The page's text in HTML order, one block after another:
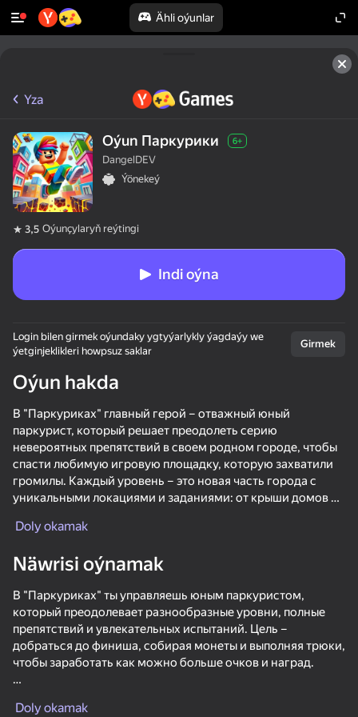
Ähli oýunlar
Collect gold: noob vs everyone!!
Yza
Oýun Паркурики 6+
DangelDEV
Ýönekeý
3,5 Oýunçylaryň reýtingi
Indi oýna
Login bilen girmek oýundaky ygtyýarlykly ýagdaýy we
ýetginjeklikleri howpsuz saklar
Girmek
Oýun hakda
В "Паркуриках" главный герой – отважный юный
паркурист, который решает преодолеть серию
невероятных препятствий в своем родном городе, чтобы
спасти любимую игровую площадку, которую захватили
громилы. Каждый уровень – это новая часть города с
уникальными локациями и заданиями: от крыши домов до
финальный прыжок, который поможет вернуть любимую
Игроку предстоит управлять персонажем, преодолевая
препятствия с помощью различных паркур-движений:
прыжков, перекатов и лазания. Управление максимально
простое и удобное для детей: нажатие для прыжка и
свайпы для передвижения по уровням. По мере
прохождения уровней герой получает новые навыки,
позволяющие выполнять более сложные трюки.
Doly okamak
Näwrisi oýnamak
В "Паркуриках" ты управляешь юным паркуристом,
который преодолевает разнообразные уровни, полные
препятствий и увлекательных испытаний. Цель –
добраться до финиша, собирая монеты и выполняя трюки,
чтобы заработать как можно больше очков и наград.
прыгнуть, просто нажми на экран. Свайпы помогают
Doly okamak